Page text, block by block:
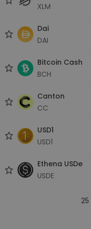
XLM
Dai
DAI
Bitcoin Cash
BCH
Canton
CC
USD1
USD1
Ethena USDe
USDE
25